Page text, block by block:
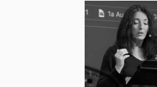
LES ENSEIGNEMENTS